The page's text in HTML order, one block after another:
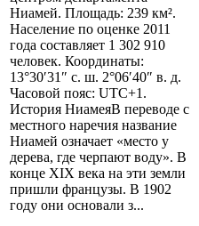
Ниамей. Площадь: 239 км².
Население по оценке 2011
года составляет 1 302 910
человек. Координаты:
13°30′31″ с. ш. 2°06′40″ в. д.
Часовой пояс: UTC+1.
История НиамеяВ переводе с
местного наречия название
Ниамей означает «место у
дерева, где черпают воду». В
конце XIX века на эти земли
пришли французы. В 1902
году они основали з...